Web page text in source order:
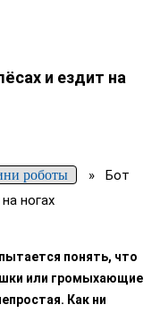
и ездит на
роботы » Бот
ногах
понять, что
или громыхающие
Как ни